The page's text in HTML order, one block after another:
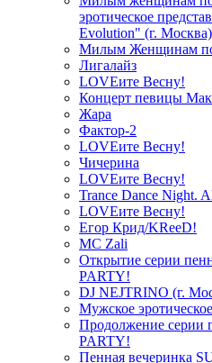
эротическое
Evolution" (г. Москва)
Милым Женщинам
Лигалайз
LOVEите Весну!
Концерт певицы
Жара
Фактор-2
LOVEите Весну!
Чичерина
LOVEите Весну!
Trance Dance Night.
LOVEите Весну!
Егор Крид/KReeD!
MC Zali
Открытие серии
PARTY!
DJ NEJTRINO (г.
Мужское
Продолжение серии
PARTY!
Пенная вечеринка